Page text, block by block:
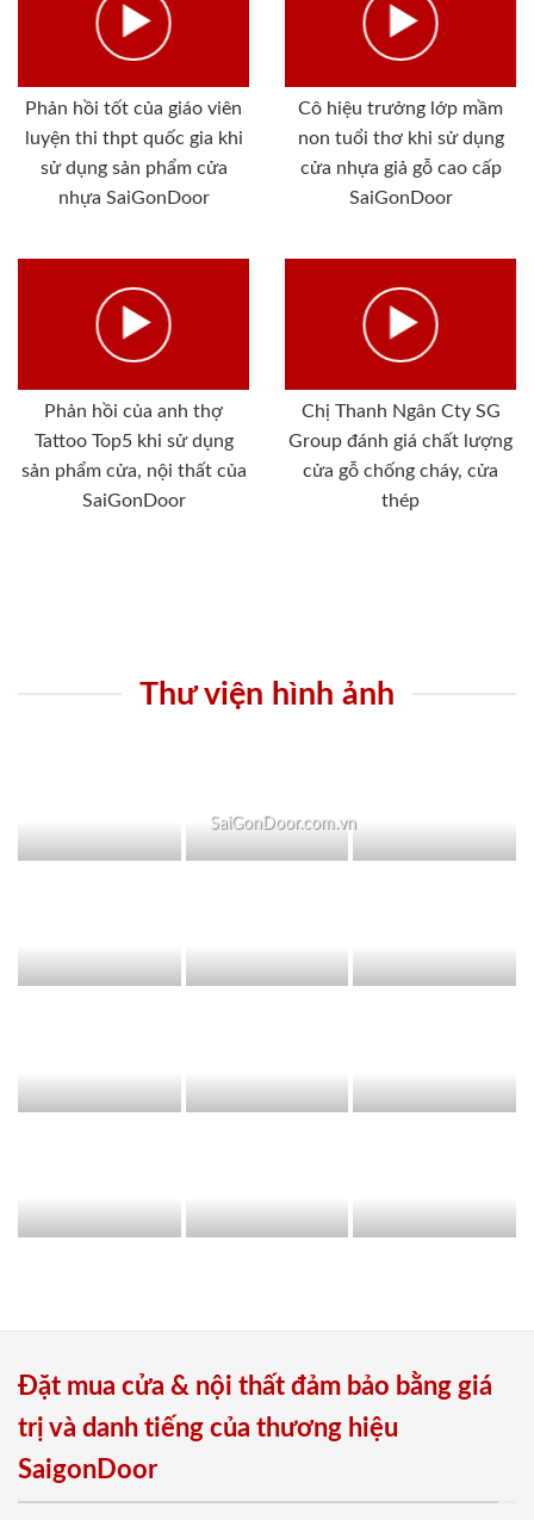
Phản hồi tốt của giáo viên
luyện thi thpt quốc gia khi
sử dụng sản phẩm cửa
nhựa SaiGonDoor
Cô hiệu trưởng lớp mầm
non tuổi thơ khi sử dụng
cửa nhựa giả gỗ cao cấp
SaiGonDoor
Phản hồi của anh thợ
Tattoo Top5 khi sử dụng
sản phẩm cửa, nội thất của
SaiGonDoor
Chị Thanh Ngân Cty SG
Group đánh giá chất lượng
cửa gỗ chống cháy, cửa
thép
Thư viện hình ảnh
SaiGonDoor.com.vn
Đặt mua cửa & nội thất đảm bảo bằng giá
trị và danh tiếng của thương hiệu
SaigonDoor